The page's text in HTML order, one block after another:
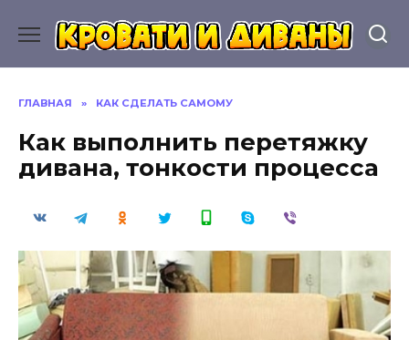
содержанию
ГЛАВНАЯ » КАК СДЕЛАТЬ САМОМУ
Как выполнить перетяжку
дивана, тонкости процесса